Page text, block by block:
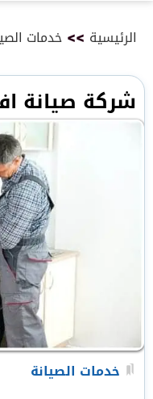
الرئيسية >> خدمات
شركة صيانة
خدمات الصيانة